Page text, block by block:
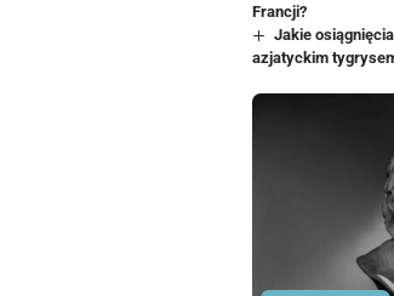
Francji?
Jakie
azjatyckim